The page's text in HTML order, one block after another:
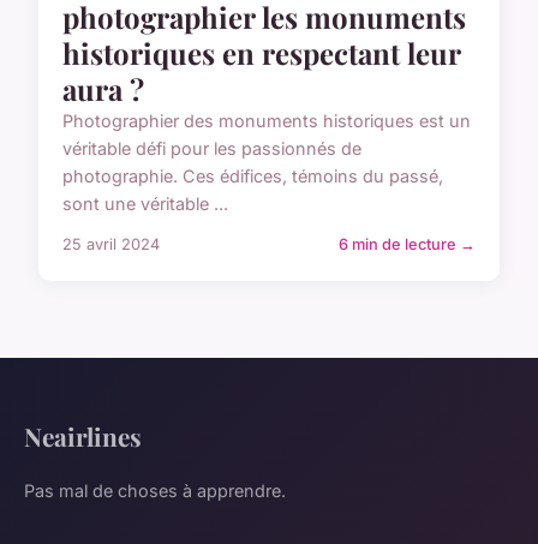
photographier les monuments
historiques en respectant leur
aura ?
Photographier des monuments historiques est un
véritable défi pour les passionnés de
photographie. Ces édifices, témoins du passé,
sont une véritable ...
25 avril 2024 6 min de lecture →
Neairlines
Pas mal de choses à apprendre.